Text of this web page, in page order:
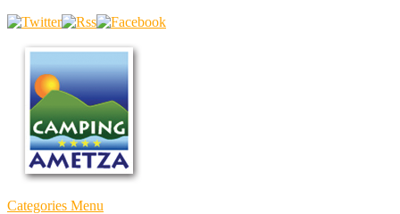
Categories Menu